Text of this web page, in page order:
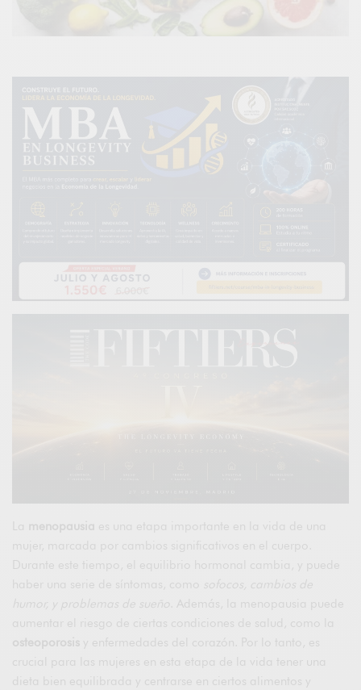
La
es una etapa importante en la vida de una
mujer, marcada por cambios significativos en el cuerpo.
Durante este tiempo, el equilibrio hormonal cambia, y puede
haber una serie de síntomas, como
humor, y problemas de sueño
. Además, la menopausia puede
aumentar el riesgo de ciertas condiciones de salud, como la
osteoporosis y enfermedades del corazón. Por lo tanto, es
crucial para las mujeres en esta etapa de la vida tener una
dieta bien equilibrada y centrarse en ciertos alimentos y